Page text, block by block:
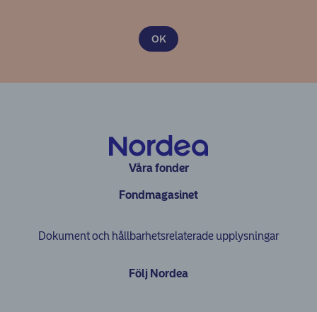
Våra fonder
Fondmagasinet
Dokument och hållbarhetsrelaterade upplysningar
Följ Nordea